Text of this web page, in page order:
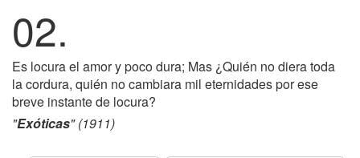
02.
Es locura el amor y poco dura; Mas ¿Quién no diera toda
la cordura, quién no cambiara mil eternidades por ese
breve instante de locura?
"Exóticas" (1911)